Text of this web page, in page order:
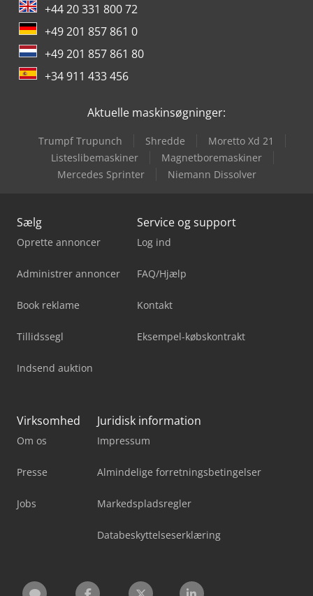
+44 20 331 800 72
+49 201 857 861 0
+49 201 857 861 80
+34 911 433 456
Aktuelle maskinsøgninger:
Trumpf Trupunch Shredde
Moretto Xd 21
Listeslibemaskiner
Magnetboremaskiner
Mercedes Sprinter
Niemann Dissolver
Sælg
Oprette annoncer
Administrer annoncer
Book reklame
Tillidssegl
Indsend auktion
Service og support
Log ind
FAQ/Hjælp
Kontakt
Eksempel-købskontrakt
Virksomhed
Om os
Presse
Jobs
Juridisk information
Impressum
Almindelige forretningsbetingelser
Markedspladsregler
Databeskyttelseserklæring